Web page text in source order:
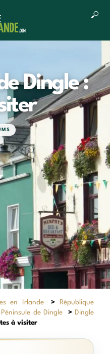
Dingle :
en Irlande >
République
Péninsule de Dingle > Dingle
à visiter